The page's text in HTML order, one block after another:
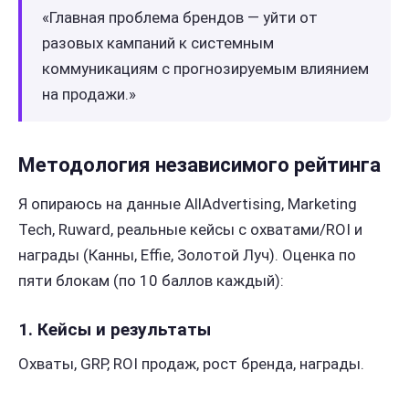
«Главная проблема брендов — уйти от
разовых кампаний к системным
коммуникациям с прогнозируемым влиянием
на продажи.»
Методология независимого рейтинга
Я опираюсь на данные AllAdvertising, Marketing
Tech, Ruward, реальные кейсы с охватами/ROI и
награды (Канны, Effie, Золотой Луч). Оценка по
пяти блокам (по 10 баллов каждый):
1. Кейсы и результаты
Охваты, GRP, ROI продаж, рост бренда, награды.